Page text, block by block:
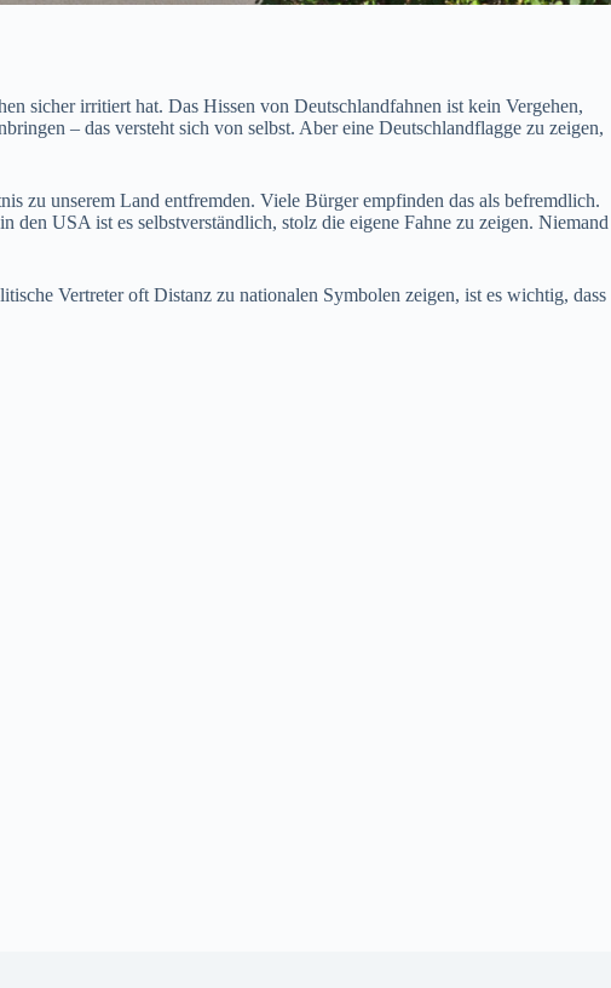
sicher irritiert hat. Das Hissen von Deutschlandfahnen ist kein Vergehen,
– das versteht sich von selbst. Aber eine Deutschlandflagge zu zeigen,
zu unserem Land entfremden. Viele Bürger empfinden das als befremdlich.
USA ist es selbstverständlich, stolz die eigene Fahne zu zeigen. Niemand
Vertreter oft Distanz zu nationalen Symbolen zeigen, ist es wichtig, dass